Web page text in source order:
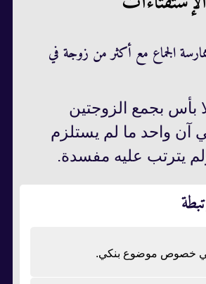
الجماع مع أكثر من زوجة في
بأس بجمع الزوجتين
آن واحد ما لم يستلزم
يترتب عليه مفسدة.
في خصوص موضوع بنكي.